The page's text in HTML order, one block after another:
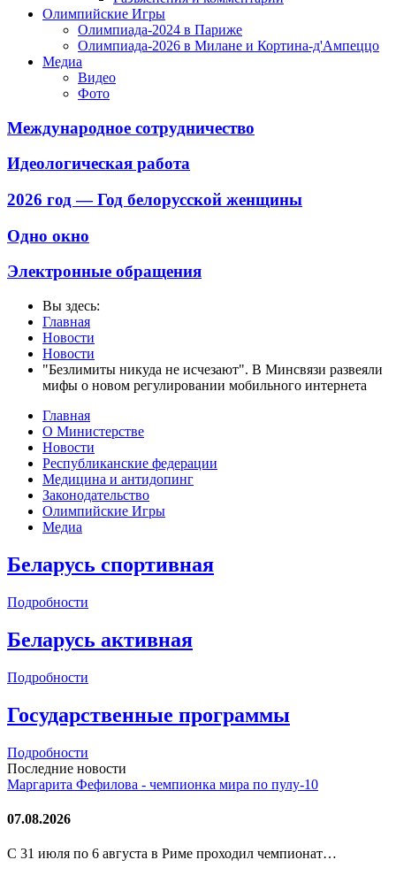
Олимпийские Игры
Олимпиада-2024 в Париже
Олимпиада-2026 в Милане и Кортина-д'Ампеццо
Медиа
Видео
Фото
Международное сотрудничество
Идеологическая работа
2026 год — Год белорусской женщины
Одно окно
Электронные обращения
Вы здесь:
Главная
Новости
Новости
"Безлимиты никуда не исчезают". В Минсвязи развеяли
мифы о новом регулировании мобильного интернета
Главная
О Министерстве
Новости
Республиканские федерации
Медицина и антидопинг
Законодательство
Олимпийские Игры
Медиа
Беларусь спортивная
Подробности
Беларусь активная
Подробности
Государственные программы
Подробности
Последние новости
Маргарита Фефилова - чемпионка мира по пулу-10
07.08.2026
С 31 июля по 6 августа в Риме проходил чемпионат…